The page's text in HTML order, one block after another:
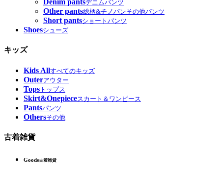
Denim pantsデニムパンツ
Other pants総柄&チノパンその他パンツ
Short pantsショートパンツ
Shoesシューズ
キッズ
Kids Allすべてのキッズ
Outerアウター
Tops トップス
Skirt&Onepieceスカート＆ワンピース
Pantsパンツ
Othersその他
古着雑貨
Goods古着雑貨